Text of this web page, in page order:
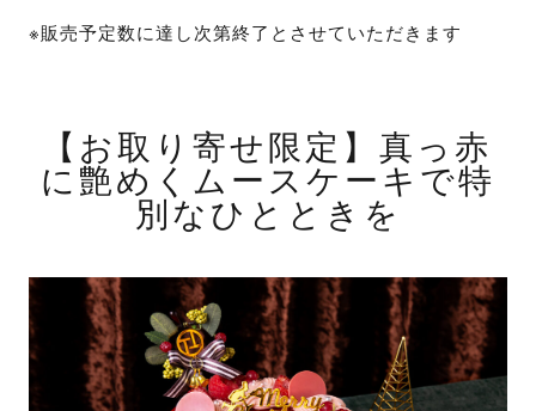
※販売予定数に達し次第終了とさせていただきます
【お取り寄せ限定】真っ赤
に艶めくムースケーキで特
別なひとときを